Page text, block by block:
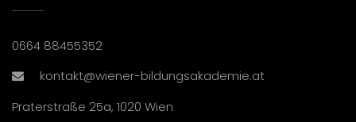
0664 88455352
kontakt@wiener-bildungsakademie.at
Praterstraße 25a, 1020 Wien